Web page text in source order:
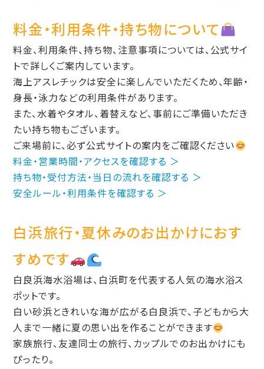
料金・利用条件・持ち物について
料金、利用条件、持ち物、注意事項については、公式サイ
トで詳しくご案内しています。
海上アスレチックは安全に楽しんでいただくため、年齢・
身長・泳力などの利用条件があります。
また、水着やタオル、着替えなど、事前にご準備いただき
たい持ち物もございます。
ご来場前に、必ず公式サイトの案内をご確認ください
料金・営業時間・アクセスを確認する ＞
持ち物・受付方法・当日の流れを確認する ＞
安全ルール・利用条件を確認する ＞
白浜旅行・夏休みのお出かけにおす
すめです
白良浜海水浴場は、白浜町を代表する人気の海水浴ス
ポットです。
白い砂浜ときれいな海が広がる白良浜で、子どもから大
人まで一緒に夏の思い出を作ることができます
家族旅行、友達同士の旅行、カップルでのお出かけにも
ぴったり。